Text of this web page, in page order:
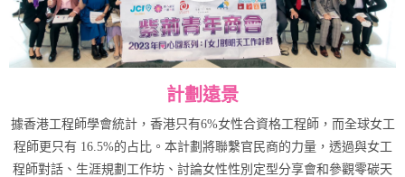
計劃遠景
據香港工程師學會統計，香港只有6%女性合資格工程師，而全球女工
程師更只有 16.5%的占比。本計劃將聯繫官民商的力量，透過與女工
程師對話、生涯規劃工作坊、討論女性性別定型分享會和參觀零碳天